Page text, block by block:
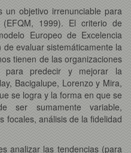
objetivo irrenunciable para
1999). El criterio de
Europeo de Excelencia
evaluar sistemáticamente la
tienen de las organizaciones
predecir y mejorar la
Bacigalupe, Lorenzo y Mira,
se logra y la forma en que se
ser sumamente variable,
focales, análisis de la fidelidad
analizar las tendencias (para